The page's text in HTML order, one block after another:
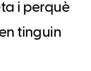
i perquè
tinguin